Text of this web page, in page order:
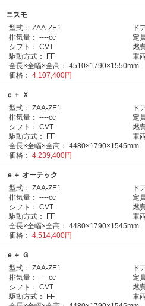
ニスモ
型式： ZAA-ZE1 ド
排気量： ----cc 定
シフト： CVT 燃
駆動方式：
FF 車
全長×全幅×全高： 4510×1790×1550mm
価格： 4,107,400円
ｅ＋ Ｘ
型式： ZAA-ZE1 ド
排気量： ----cc 定
シフト： CVT 燃
駆動方式：
FF 車
全長×全幅×全高： 4480×1790×1545mm
価格： 4,239,400円
ｅ＋ オーテック
型式： ZAA-ZE1 ド
排気量： ----cc 定
シフト： CVT 燃
駆動方式：
FF 車
全長×全幅×全高： 4480×1790×1545mm
価格： 4,514,400円
ｅ＋ Ｇ
型式： ZAA-ZE1 ド
排気量： ----cc 定
シフト： CVT 燃
駆動方式：
FF 車